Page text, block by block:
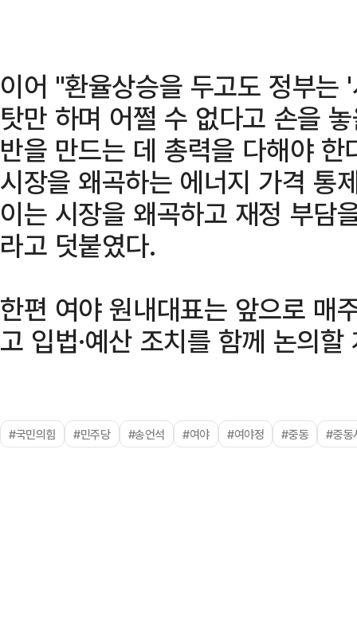
이어 "환율상승을 두고도 정부
탓만 하며 어쩔 수 없다고 손을
반을 만드는 데 총력을 다해야
시장을 왜곡하는 에너지 가격 통
이는 시장을 왜곡하고 재정 부담
라고 덧붙였다.
한편 여야 원내대표는 앞으로 매
고 입법·예산 조치를 함께 논의할
#국민의힘 #민주당 #송언석 #여야 #여야정 #중동 #중동